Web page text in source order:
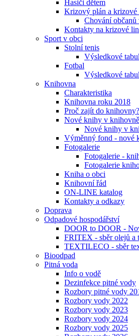
Hasiči dětem
Krizový plán a krizové
Chování
Kontakty na krizové
Sport v obci
Stolní tenis
Výsledkové
Fotbal
Výsledkové
Knihovna
Charakteristika
Knihovna roku 2018
Proč zajít do knihovny?
Nové knihy v knihovně
Nové knihy v
Výměnný fond - nové
Fotogalerie
Fotogalerie -
Fotogalerie
Kniha o obci
Knihovní řád
ON-LINE katalog
Kontakty a odkazy
Doprava
Odpadové hospodářství
DOOR to DOOR -
FRITEX - sběr olejů a
TEXTILECO - sběr
Bioodpad
Pitná voda
Info o vodě
Dezinfekce pitné vody
Rozbory pitné vody
Rozbory vody 2022
Rozbory vody 2023
Rozbory vody 2024
Rozbory vody 2025